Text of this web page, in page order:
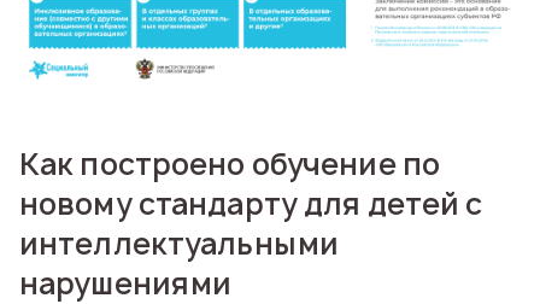
Как построено обучение по
новому стандарту для детей с
интеллектуальными
нарушениями